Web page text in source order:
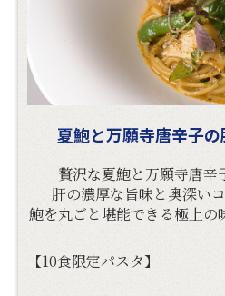
夏鮑と万願寺唐辛子
贅沢な夏鮑と万願寺唐辛
肝の濃厚な旨味と奥深い
鮑を丸ごと堪能できる極上の
【10食限定パスタ】